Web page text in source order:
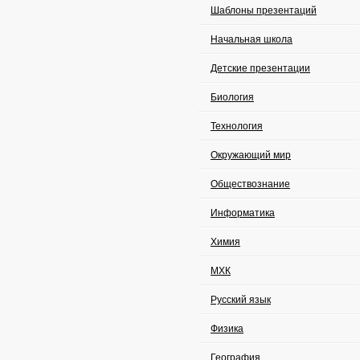
Шаблоны презентаций
Начальная школа
Детские презентации
Биология
Технология
Окружающий мир
Обществознание
Информатика
Химия
МХК
Русский язык
Физика
География